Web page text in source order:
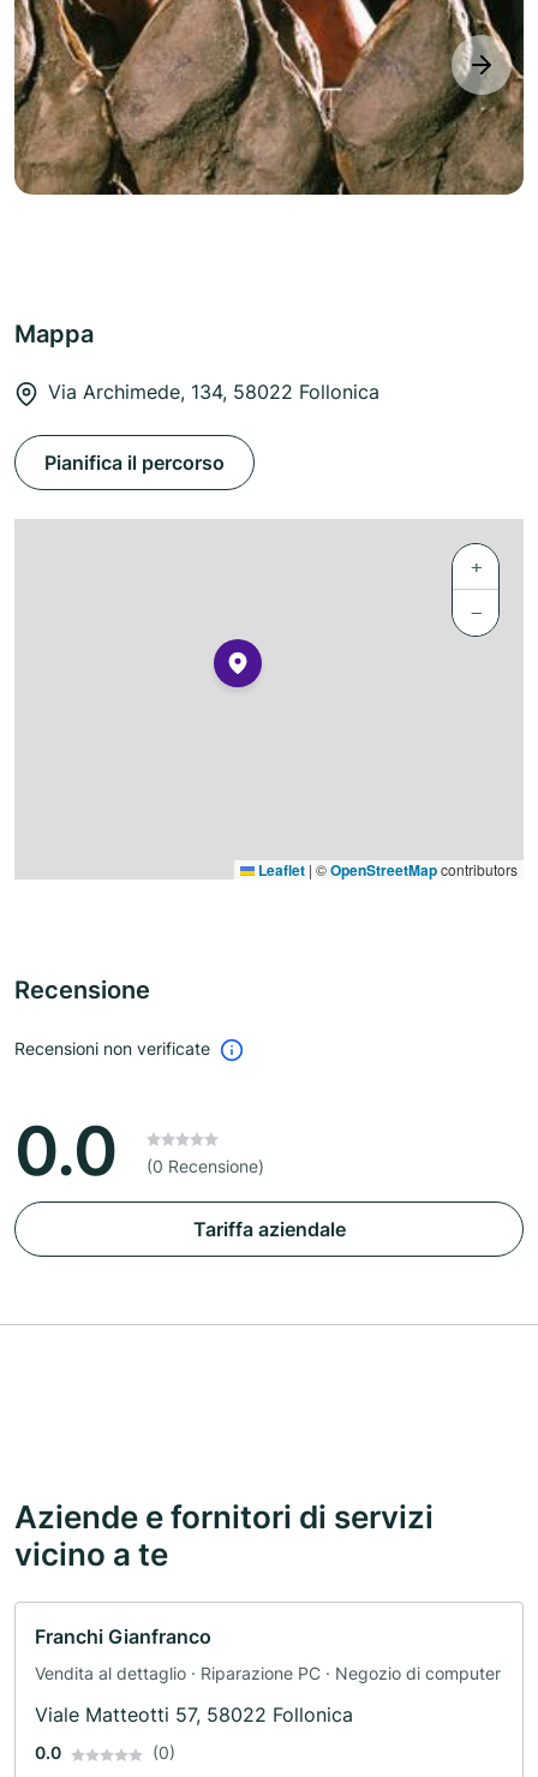
next
Mappa
Via Archimede, 134, 58022 Follonica
Pianifica il percorso
+
−
Leaflet | ©OpenStreetMapcontributors
Recensione
Recensioni non verificate
0.0 (0 Recensione)
Tariffa aziendale
Aziende e fornitori di servizi
vicino a te
Franchi Gianfranco
Vendita al dettaglio · Riparazione PC · Negozio di computer
Viale Matteotti 57, 58022 Follonica
0.0 (0)